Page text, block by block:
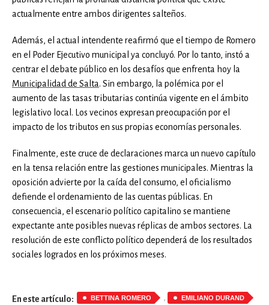
actualmente entre ambos dirigentes salteños.
Además, el actual intendente reafirmó que el tiempo de Romero
en el Poder Ejecutivo municipal ya concluyó. Por lo tanto, instó a
centrar el debate público en los desafíos que enfrenta hoy la
Municipalidad de Salta. Sin embargo, la polémica por el
aumento de las tasas tributarias continúa vigente en el ámbito
legislativo local. Los vecinos expresan preocupación por el
impacto de los tributos en sus propias economías personales.
Finalmente, este cruce de declaraciones marca un nuevo capítulo
en la tensa relación entre las gestiones municipales. Mientras la
oposición advierte por la caída del consumo, el oficialismo
defiende el ordenamiento de las cuentas públicas. En
consecuencia, el escenario político capitalino se mantiene
expectante ante posibles nuevas réplicas de ambos sectores. La
resolución de este conflicto político dependerá de los resultados
sociales logrados en los próximos meses.
En este artículo: BETTINA ROMERO , EMILIANO DURAND